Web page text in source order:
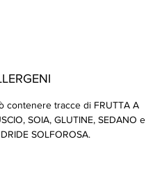
contenere tracce di FRUTTA A
SOIA, GLUTINE, SEDANO e
SOLFOROSA.